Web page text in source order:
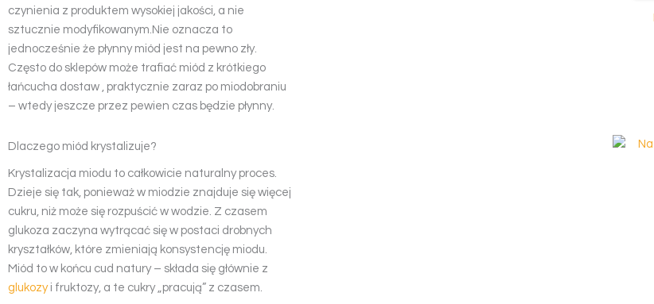
czynienia z produktem wysokiej jakości, a nie
sztucznie modyfikowanym.Nie oznacza to
jednocześnie że płynny miód jest na pewno zły.
Często do sklepów może trafiać miód z krótkiego
łańcucha dostaw , praktycznie zaraz po miodobraniu
– wtedy jeszcze przez pewien czas będzie płynny.
Dlaczego miód krystalizuje?
Krystalizacja miodu to całkowicie naturalny proces.
Dzieje się tak, ponieważ w miodzie znajduje się więcej
cukru, niż może się rozpuścić w wodzie. Z czasem
glukoza zaczyna wytrącać się w postaci drobnych
kryształków, które zmieniają konsystencję miodu.
Miód to w końcu cud natury – składa się głównie z
glukozyi fruktozy, a te cukry „pracują” z czasem.